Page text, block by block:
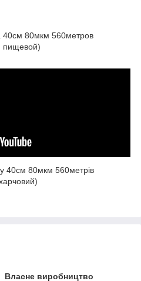
40см 80мкм 560метров
пищевой)
40см 80мкм 560метрів
Власне виробництво